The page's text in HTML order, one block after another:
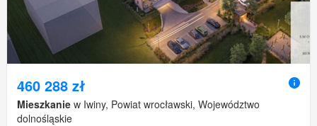
460 288 zł
Mieszkanie w Iwiny, Powiat wrocławski, Województwo
dolnośląskie